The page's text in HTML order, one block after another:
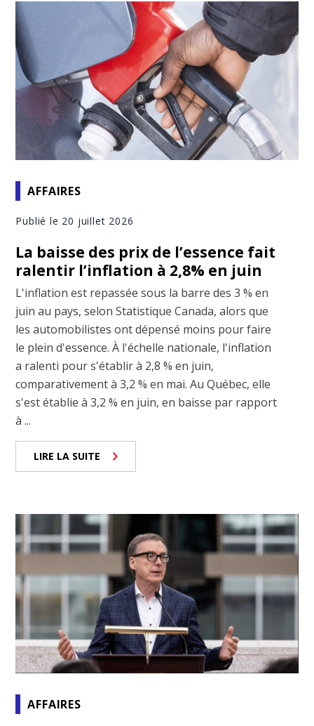
AFFAIRES
Publié le 20 juillet 2026
La baisse des prix de l’essence fait
ralentir l’inflation à 2,8% en juin
L'inflation est repassée sous la barre des 3 % en
juin au pays, selon Statistique Canada, alors que
les automobilistes ont dépensé moins pour faire
le plein d'essence. À l'échelle nationale, l'inflation
a ralenti pour s'établir à 2,8 % en juin,
comparativement à 3,2 % en mai. Au Québec, elle
s'est établie à 3,2 % en juin, en baisse par rapport
à ...
LIRE LA SUITE
AFFAIRES